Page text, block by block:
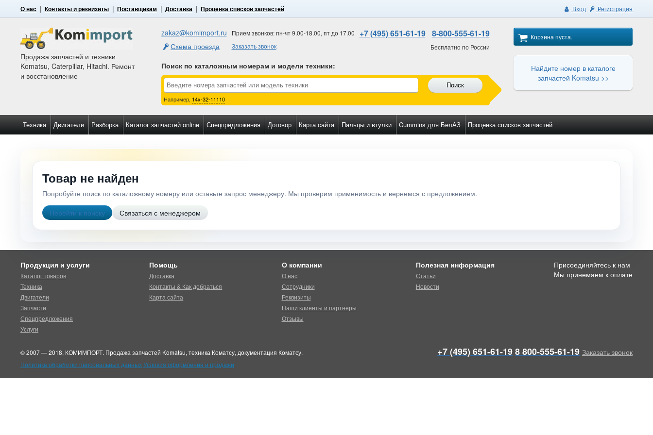
О нас Контакты и реквизиты Поставщикам Доставка Проценка списков запчастей Вход Регистрация
Продажа запчастей и техники
Komatsu, Caterpillar, Hitachi. Ремонт
и восстановление
zakaz@komimport.ru
Схема проезда
Прием звонков: пн-чт 9.00-18.00, пт до 17.00
Заказать звонок
+7 (495) 651-61-19 8-800-555-61-19
Бесплатно по России
Поиск по каталожным номерам и модели техники:
Поиск
Например, 14x-32-11110
Корзина пуста.
Найдите номер в каталоге
запчастей Komatsu >>
Техника Двигатели Разборка Каталог запчастей online Спецпредложения Договор Карта сайта Пальцы и втулки Cummins для БелАЗ Проценка списков запчастей
Товар не найден
Попробуйте поиск по каталожному номеру или оставьте запрос менеджеру. Мы проверим применимость и вернемся с предложением.
Перейти к поиску
Связаться с менеджером
Продукция и услуги
Каталог товаров
Техника
Двигатели
Запчасти
Спецпредложения
Услуги
Помощь
Доставка
Контакты & Как добраться
Карта сайта
О компании
О нас
Сотрудники
Реквизиты
Наши клиенты и партнеры
Отзывы
Полезная информация
Статьи
Новости
Присоединяйтесь к нам
Мы принемаем к оплате
© 2007 — 2018, КОМИМПОРТ. Продажа запчастей Komatsu, техника Коматсу, документация Коматсу.
Политика обработки персональных данныхУсловия оформления и продажи
+7 (495) 651-61-198 800-555-61-19 Заказать звонок